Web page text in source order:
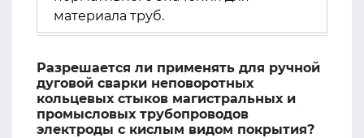
материала труб.
Разрешается ли применять для ручной
дуговой сварки неповоротных
кольцевых стыков магистральных и
промысловых трубопроводов
электроды с кислым видом покрытия?